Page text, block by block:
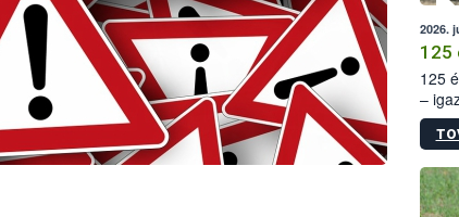
2026.
125
125
–
15.